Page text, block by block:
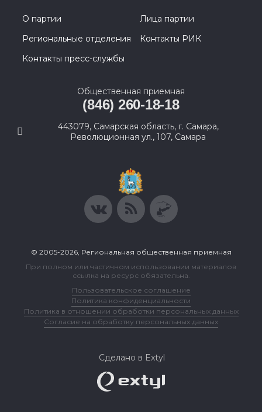
О партии
Лица партии
Региональные отделения
Контакты РИК
Контакты пресс-службы
Общественная приемная
(846) 260-18-18
443079, Самарская область, г. Самара,
Революционная ул., 107, Самара
© 2005-2026, Региональная общественная приемная
При полном или частичном использовании материалов
ссылка на ресурс обязательна.
Пользовательское соглашение
Политика конфиденциальности
Политика в отношении обработки персональных данных
Согласие на обработку персональных данных
Сделано в Extyl